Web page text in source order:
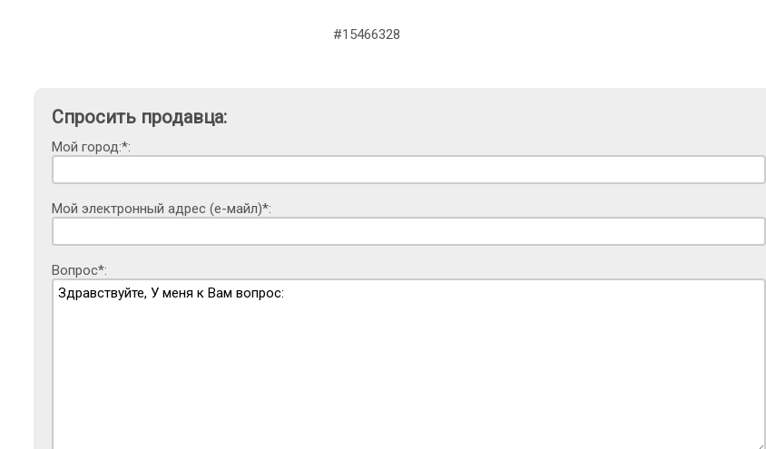
#15466328
Спросить продавца:
Мой город:*:
Мой электронный адрес (е-майл)*:
Вопрос*: